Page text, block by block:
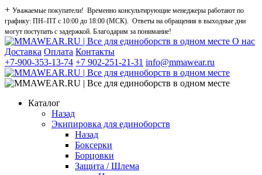
+ Уважаемые покупатели! Временно консультирующие менеджеры работают по
графику: ПН–ПТ с 10:00 до 18:00 (МСК). Ответы на обращения в выходные дни
могут поступать с задержкой. Благодарим за понимание!
О нас
Доставка Оплата Контакты
+7-900-353-13-74 +7 902-251-21-31 info@mmawear.ru
Каталог
Назад
Экипировка для единоборств
Назад
Боксерки
Борцовки
Защита / Шлема